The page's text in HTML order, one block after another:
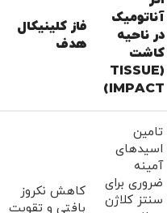
آناتومیک
در ناحیه
کاشت
(TISSUE
IMPACT)
فاز کلینیکال
هدف
تامین
اسیدهای
آمینه
ضروری برای
سنتز کلاژن
کاهش نکروز
بافتی و تقویت